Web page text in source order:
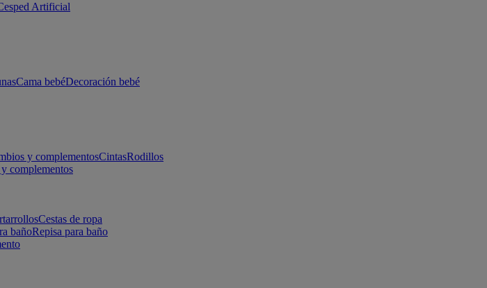
Artificial
Cama bebéDecoración bebé
y complementosCintasRodillos
complementos
Cestas de ropa
bañoRepisa para baño